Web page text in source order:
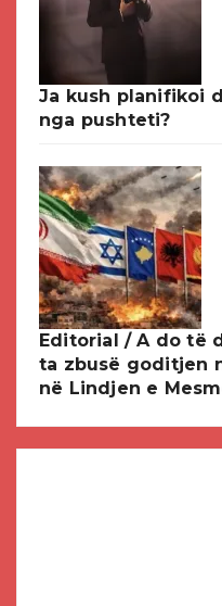
Ja kush planifikoi
nga pushteti?
Editorial / A do të
ta zbusë goditjen
në Lindjen e